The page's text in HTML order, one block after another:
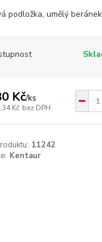
podložka, umělý
Kč/ks
Kč bez DPH
11242
Kentaur